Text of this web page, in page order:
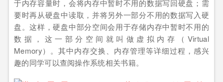
于内存容量时，会将内存中暂时不用的数据写回硬盘；需
要时再从硬盘中读取，并将另外一部分不用的数据写入硬
盘。这样，硬盘中部分空间会用于存储内存中暂时不用的
数据，这一部分空间就叫做虚拟内存（Virtual
Memory）。其中内存交换、内存管理等详细过程，感兴
趣的同学可以查阅操作系统相关书籍。